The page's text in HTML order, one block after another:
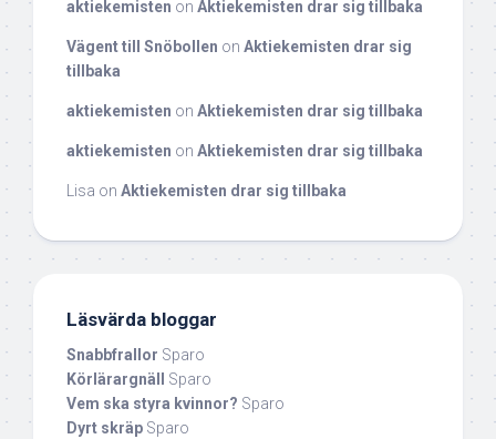
aktiekemisten on Aktiekemisten drar sig tillbaka
Vägent till Snöbollen on Aktiekemisten drar sig
tillbaka
aktiekemisten on Aktiekemisten drar sig tillbaka
aktiekemisten on Aktiekemisten drar sig tillbaka
Lisa on Aktiekemisten drar sig tillbaka
Läsvärda bloggar
Snabbfrallor Sparo
Körlärargnäll
Sparo
Vem ska styra kvinnor? Sparo
Dyrt skräp Sparo